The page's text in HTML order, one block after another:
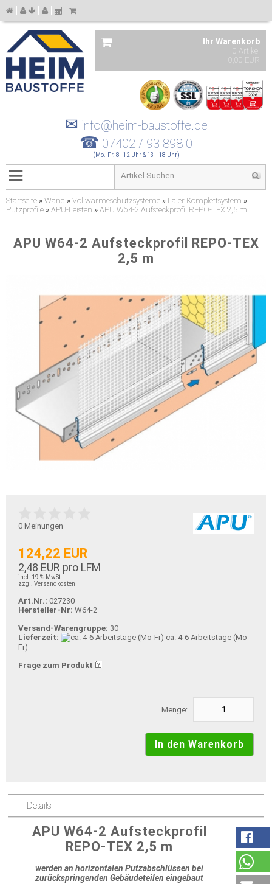
Ihr Warenkorb
0 Artikel
0,00 EUR
✉ info@heim-baustoffe.de
☎ 07402 / 93 898 0
(Mo.-Fr. 8 -12 Uhr & 13 - 18 Uhr)
Startseite » Wand » Vollwärmeschutzsysteme » Laier Komplettsystem »
Putzprofile » APU-Leisten » APU W64-2 Aufsteckprofil REPO-TEX 2,5 m
APU W64-2 Aufsteckprofil REPO-TEX
2,5 m
0 Meinungen
124,22 EUR
2,48 EUR pro LFM
incl. 19 % MwSt.
zzgl. Versandkosten
Art.Nr.: 027230
Hersteller-Nr: W64-2
Versand-Warengruppe: 30
Lieferzeit:
ca. 4-6 Arbeitstage (Mo-
Fr)
Frage zum Produkt
Menge:
Details
APU W64-2 Aufsteckprofil
REPO-TEX 2,5 m
werden an horizontalen Putzabschlüssen bei
zurückspringenden Gebäudeteilen eingebaut